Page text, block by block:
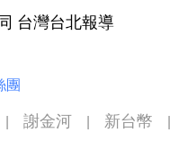
台灣台北報導
團
謝金河 新台幣